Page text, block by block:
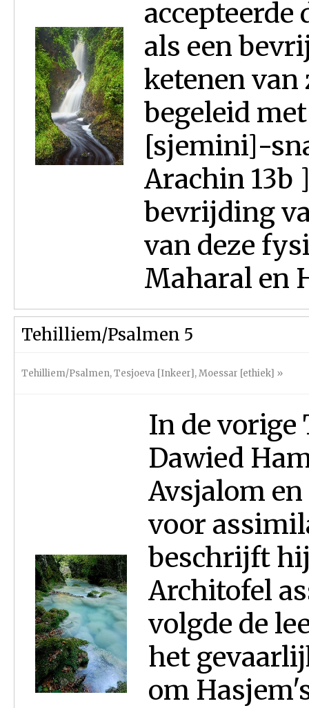
accepteerde
als een
ketenen
begeleid
[sjemini]-
Arachin 13b
bevrijding
van deze
Maharal en
Tehilliem/Psalmen 5
Tehilliem/Psalmen,Tesjoeva [Inkeer],Moessar [ethiek] »
In de vorige
Dawied
Avsjalom
voor
beschrijft
Architofel
volgde de
het
om